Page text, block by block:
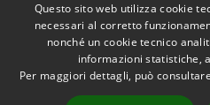
Accessibilità
Questo sito web utilizza cookie
necessari al corretto
nonché un cookie tecnico
informazioni statistiche,
Per maggiori dettagli, può